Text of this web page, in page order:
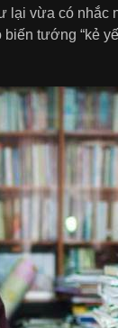
lại vừa có nhắc
biến tướng “kẻ